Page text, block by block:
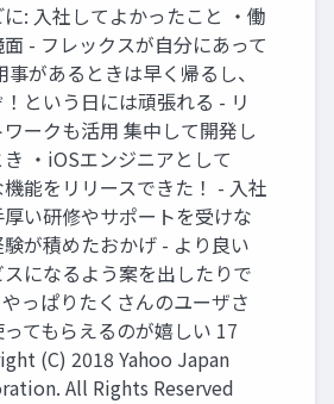
に: 入社してよかったこと ・働
面 - フレックスが自分にあって
事があるときは早く帰るし、
という日には頑張れる - リ
ワークも活用 集中して開発し
き ・iOSエンジニアとして
能をリリースできた！ - 入社
い研修やサポートを受けな
が積めたおかげ - より良い
になるよう案を出したりで
っぱりたくさんのユーザさ
てもらえるのが嬉しい 17
(C) 2018 Yahoo Japan
All Rights Reserved